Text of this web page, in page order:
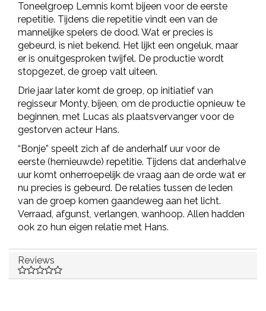
Toneelgroep Lemnis komt bijeen voor de eerste
repetitie. Tijdens die repetitie vindt een van de
mannelijke spelers de dood. Wat er precies is
gebeurd, is niet bekend. Het lijkt een ongeluk, maar
er is onuitgesproken twijfel. De productie wordt
stopgezet, de groep valt uiteen.
Drie jaar later komt de groep, op initiatief van
regisseur Monty, bijeen, om de productie opnieuw te
beginnen, met Lucas als plaatsvervanger voor de
gestorven acteur Hans.
“Bonje” speelt zich af de anderhalf uur voor de
eerste (hernieuwde) repetitie. Tijdens dat anderhalve
uur komt onherroepelijk de vraag aan de orde wat er
nu precies is gebeurd. De relaties tussen de leden
van de groep komen gaandeweg aan het licht.
Verraad, afgunst, verlangen, wanhoop. Allen hadden
ook zo hun eigen relatie met Hans.
Reviews